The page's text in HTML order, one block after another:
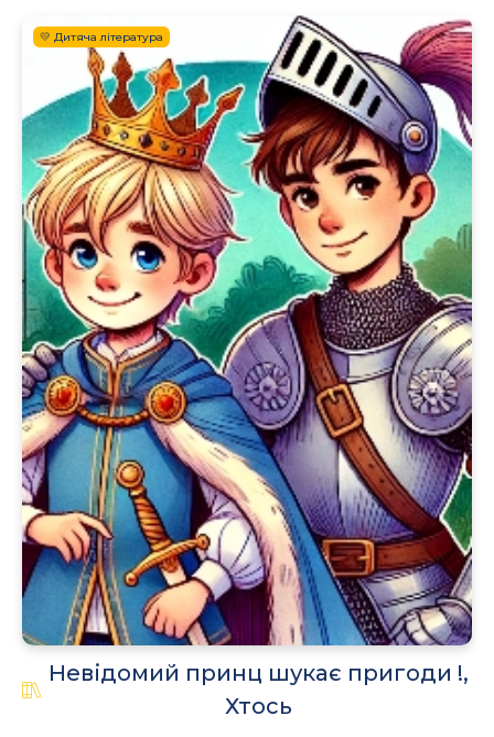
💛 Дитяча література
Невідомий принц шукає пригоди !,
Хтось